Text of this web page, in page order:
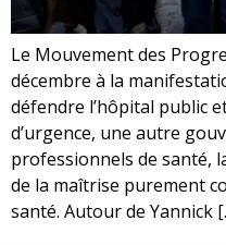
Le Mouvement des
décembre à la
défendre l’hôpital public
d’urgence, une autre
professionnels de santé,
de la maîtrise purement
santé. Autour de Yannick